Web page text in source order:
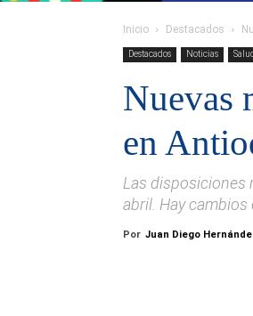
Inicio Destacados
Destacados Noticias
Nuevas
en
Las disposiciones
abril. Hay cambios
Por Juan Diego